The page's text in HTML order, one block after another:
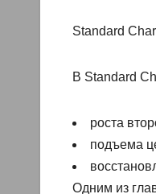
Standard
В Standard
роста
подъема
Одним из